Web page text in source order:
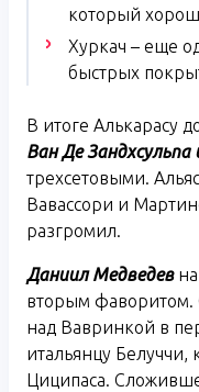
который
Хуркач – еще
быстрых
В итоге Алькарасу
Ван Де Зандхсульпа
трехсетовыми.
Вавассори и
разгромил.
Даниил Медведевна
вторым фаворитом.
над Вавринкой в
итальянцу
Циципаса.